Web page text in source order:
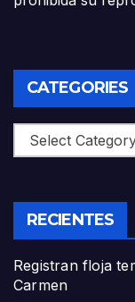
CATEGORIES
Categories
RECIENTES
Registran floja
Carmen